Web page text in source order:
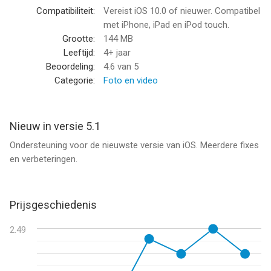
• Verscherpen en vervagen
• Verbazingwekkende Tilt Shift Tool
• Vignet-, kleur- en lichthulpmiddelen
• Geavanceerde bewerking van meerdere afbeeldingen
• Bewerken met volledige / hoge resolutie
• Ingebouwde HD-cameratool
• En veel meer!
Foto Editor werkt op alle iOS-apparaten en stelt u in staat
Bekijk enkele van de voorbeeldafbeeldingen.
--
Foto Editor van Axiem Systems is een app voor iPhone, iPad en
Compatibiliteit:
Vereist iOS 10.0 of nieuwer. Compatibel
met iPhone, iPad en iPod touch.
Grootte:
144 MB
Leeftijd:
4+ jaar
Beoordeling:
4.6 van 5
Categorie:
Foto en video
Nieuw in versie 5.1
Ondersteuning voor de nieuwste versie van iOS. Meerdere fixes
en verbeteringen.
Prijsgeschiedenis
2.49